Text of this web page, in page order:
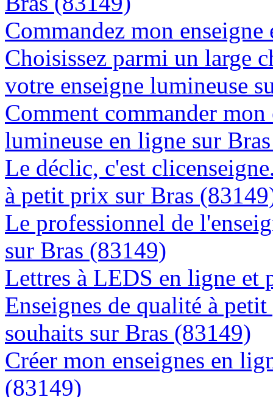
Commandez mon
Choisissez parmi un large
votre enseigne lumineuse
Comment commander
lumineuse en ligne sur
Le déclic, c'est
à petit prix sur Bras
Le professionnel de
sur Bras (83149)
Lettres à LEDS en ligne et
Enseignes de qualité à
souhaits sur Bras (83149)
Créer mon enseignes en
(83149)